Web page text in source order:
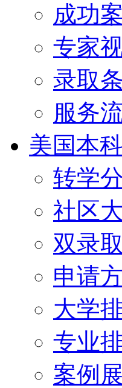
成功
专家
录取
服务
美国本
转学
社区
双录取
申请
大学
专业
案例